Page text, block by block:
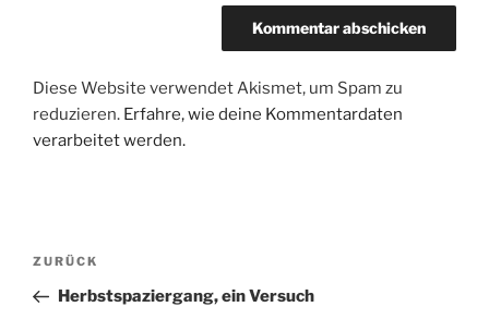
Diese Website verwendet Akismet, um Spam zu
reduzieren. Erfahre, wie deine Kommentardaten
verarbeitet werden.
Beitragsnavigation
Vorheriger
Beitrag
ZURÜCK
Herbstspaziergang, ein Versuch